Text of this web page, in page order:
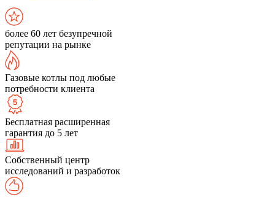
более 60 лет безупречной
репутации на рынке
Газовые котлы под любые
потребности клиента
Бесплатная расширенная
гарантия до 5 лет
Собственный центр
исследований и разработок